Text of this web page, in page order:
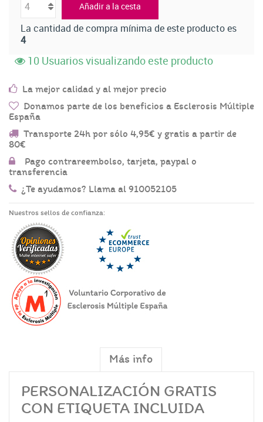
Añadir a la cesta
La cantidad de compra mínima de este producto es
4
10 Usuarios visualizando este producto
La mejor calidad y al mejor precio
Donamos parte de los beneficios a Esclerosis Múltiple
España
Transporte 24h por sólo 4,95€ y gratis a partir de
80€
Pago contrareembolso, tarjeta, paypal o
transferencia
¿Te ayudamos? Llama al 910052105
Nuestros sellos de confianza:
Más info
PERSONALIZACIÓN GRATIS
CON ETIQUETA INCLUIDA